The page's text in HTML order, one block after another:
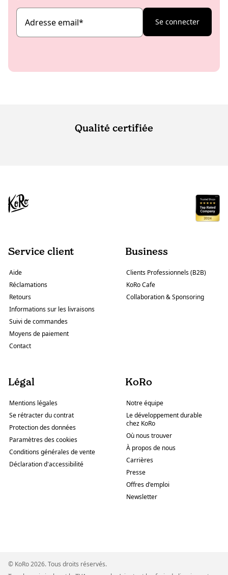
Adresse email* Se connecter
Qualité certifiée
Service client
Aide
Réclamations
Retours
Informations sur les livraisons
Suivi de commandes
Moyens de paiement
Contact
Business
Clients Professionnels (B2B)
KoRo Cafe
Collaboration & Sponsoring
Légal
Mentions légales
Se rétracter du contrat
Protection des données
Paramètres des cookies
Conditions générales de vente
Déclaration d'accessibilité
KoRo
Notre équipe
Le développement durable
chez KoRo
Où nous trouver
À propos de nous
Carrières
Presse
Offres d'emploi
Newsletter
© KoRo 2026. Tous droits réservés.